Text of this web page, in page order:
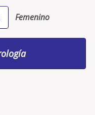
Femenino